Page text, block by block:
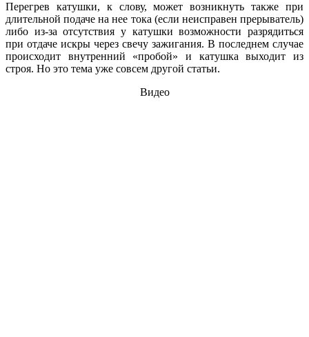
Перегрев катушки, к слову, может возникнуть также при
длительной подаче на нее тока (если неисправен прерыватель)
либо из-за отсутствия у катушки возможности разрядиться
при отдаче искры через свечу зажигания. В последнем случае
происходит внутренний «пробой» и катушка выходит из
строя. Но это тема уже совсем другой статьи.
Видео